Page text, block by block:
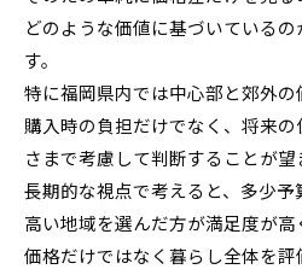
どのような価値に基づいている
す。
特に福岡県内では中心部と郊外の
購入時の負担だけでなく、将来
さまで考慮して判断することが望
長期的な視点で考えると、多少
高い地域を選んだ方が満足度が高
価格だけではなく暮らし全体を評